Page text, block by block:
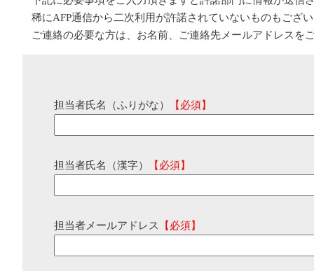
稀にAFP通信から二次利用が許諾されていないものもござ
ご連絡の必要な方は、お名前、ご連絡先メールアドレスを
担当者氏名（ふりがな） 【必須】
担当者氏名（漢字） 【必須】
担当者メールアドレス 【必須】